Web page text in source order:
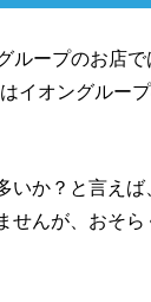
ループのお店で
イオングルー
いか？と言えば
せんが、おそ